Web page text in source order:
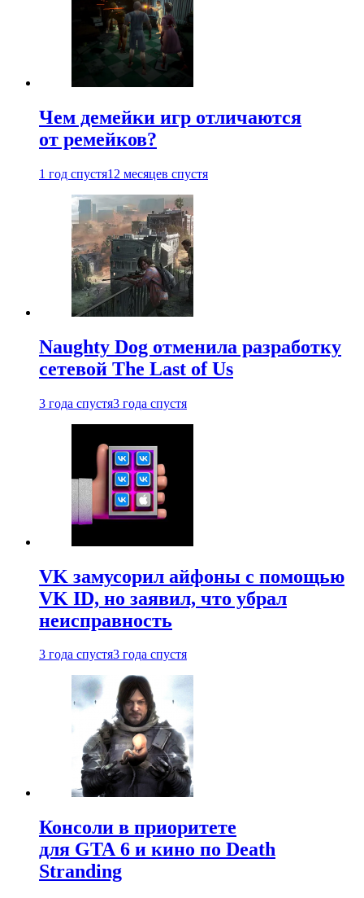
Чем демейки игр отличаются
от ремейков?
1 год спустя12 месяцев спустя
Naughty Dog отменила разработку
сетевой The Last of Us
3 года спустя3 года спустя
VK замусорил айфоны с помощью
VK ID, но заявил, что убрал
неисправность
3 года спустя3 года спустя
Консоли в приоритете
для GTA 6 и кино по Death
Stranding